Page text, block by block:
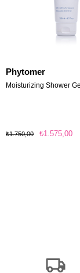
Phytomer
Moisturizing Shower
₺1.575,00
₺1.750,00